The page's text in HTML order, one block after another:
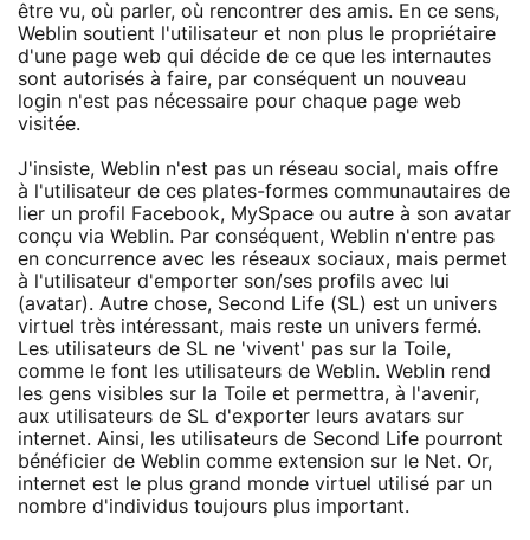
être vu, où parler, où rencontrer des amis. En ce sens,
Weblin soutient l'utilisateur et non plus le propriétaire
d'une page web qui décide de ce que les internautes
sont autorisés à faire, par conséquent un nouveau
login n'est pas nécessaire pour chaque page web
visitée.
J'insiste, Weblin n'est pas un réseau social, mais offre
à l'utilisateur de ces plates-formes communautaires de
lier un profil Facebook, MySpace ou autre à son avatar
conçu via Weblin. Par conséquent, Weblin n'entre pas
en concurrence avec les réseaux sociaux, mais permet
à l'utilisateur d'emporter son/ses profils avec lui
(avatar). Autre chose, Second Life (SL) est un univers
virtuel très intéressant, mais reste un univers fermé.
Les utilisateurs de SL ne 'vivent' pas sur la Toile,
comme le font les utilisateurs de Weblin. Weblin rend
les gens visibles sur la Toile et permettra, à l'avenir,
aux utilisateurs de SL d'exporter leurs avatars sur
internet. Ainsi, les utilisateurs de Second Life pourront
bénéficier de Weblin comme extension sur le Net. Or,
internet est le plus grand monde virtuel utilisé par un
nombre d'individus toujours plus important.